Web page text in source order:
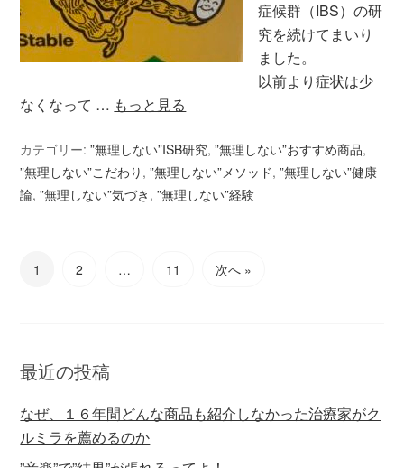
症候群（IBS）の研
究を続けてまいり
ました。
以前より症状は少
なくなって … もっと見る
カテゴリー:”無理しない”ISB研究,”無理しない”おすすめ商品,
”無理しない”こだわり ,”無理しない”メソッド,”無理しない”健康
論,”無理しない”気づき ,”無理しない”経験
1 2 … 11 次へ »
最近の投稿
なぜ、１６年間どんな商品も紹介しなかった治療家がク
ルミラを薦めるのか